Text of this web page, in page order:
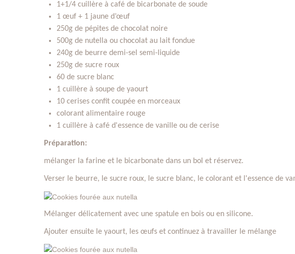
1+1/4 cuillère à café de bicarbonate de soude ­
1 œuf + 1 jaune d’œuf
250g de pépites de chocolat noire
500g de nutella ou chocolat au lait fondue
240g de beurre demi-sel semi-liquide
250g de sucre roux
60 de sucre blanc
1 cuillère à soupe de yaourt
10 cerises confit coupée en morceaux
colorant alimentaire rouge
1 cuillère à café d'essence de vanille ou de cerise
Préparation:
mélanger la farine et le bicarbonate dans un bol et réservez.
Verser le beurre, le sucre roux, le sucre blanc, le colorant et l'essence de
Mélanger délicatement avec une spatule en bois ou en silicone.
Ajouter ensuite le yaourt, les œufs et continuez à travailler le mélange